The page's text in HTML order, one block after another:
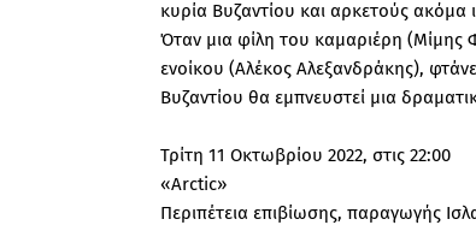
κυρία Βυζαντίου και αρκετούς ακόμα
Όταν μια φίλη του καμαριέρη (Μίμης
ενοίκου (Αλέκος Αλεξανδράκης),
Βυζαντίου θα εμπνευστεί μια
Τρίτη 11 Οκτωβρίου 2022, στις 22:00
«Arctic»
Περιπέτεια επιβίωσης, παραγωγής